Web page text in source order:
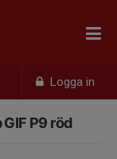
Logga in
P9 röd